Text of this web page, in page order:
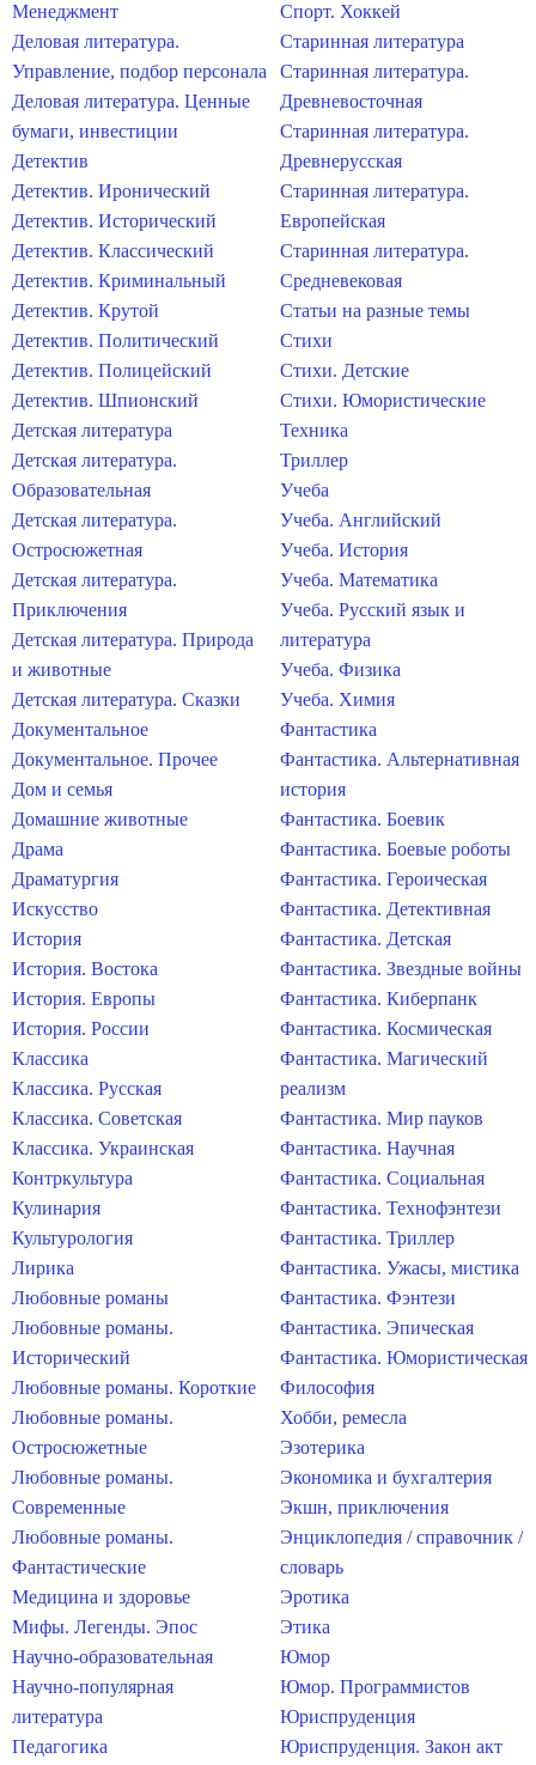
Менеджмент
Деловая литература.
Управление, подбор персонала
Деловая литература. Ценные
бумаги, инвестиции
Детектив
Детектив. Иронический
Детектив. Исторический
Детектив. Классический
Детектив. Криминальный
Детектив. Крутой
Детектив. Политический
Детектив. Полицейский
Детектив. Шпионский
Детская литература
Детская литература.
Образовательная
Детская литература.
Остросюжетная
Детская литература.
Приключения
Детская литература. Природа
и животные
Детская литература. Сказки
Документальное
Документальное. Прочее
Дом и семья
Домашние животные
Драма
Драматургия
Искусство
История
История. Востока
История. Европы
История. России
Классика
Классика. Русская
Классика. Советская
Классика. Украинская
Контркультура
Кулинария
Культурология
Лирика
Любовные романы
Любовные романы.
Исторический
Любовные романы. Короткие
Любовные романы.
Остросюжетные
Любовные романы.
Современные
Любовные романы.
Фантастические
Медицина и здоровье
Мифы. Легенды. Эпос
Научно-образовательная
Научно-популярная
литература
Педагогика
Спорт. Хоккей
Старинная литература
Старинная литература.
Древневосточная
Старинная литература.
Древнерусская
Старинная литература.
Европейская
Старинная литература.
Средневековая
Статьи на разные темы
Стихи
Стихи. Детские
Стихи. Юмористические
Техника
Триллер
Учеба
Учеба. Английский
Учеба. История
Учеба. Математика
Учеба. Русский язык и
литература
Учеба. Физика
Учеба. Химия
Фантастика
Фантастика. Альтернативная
история
Фантастика. Боевик
Фантастика. Боевые роботы
Фантастика. Героическая
Фантастика. Детективная
Фантастика. Детская
Фантастика. Звездные войны
Фантастика. Киберпанк
Фантастика. Космическая
Фантастика. Магический
реализм
Фантастика. Мир пауков
Фантастика. Научная
Фантастика. Социальная
Фантастика. Технофэнтези
Фантастика. Триллер
Фантастика. Ужасы, мистика
Фантастика. Фэнтези
Фантастика. Эпическая
Фантастика. Юмористическая
Философия
Хобби, ремесла
Эзотерика
Экономика и бухгалтерия
Экшн, приключения
Энциклопедия / справочник /
словарь
Эротика
Этика
Юмор
Юмор. Программистов
Юриспруденция
Юриспруденция. Закон акт